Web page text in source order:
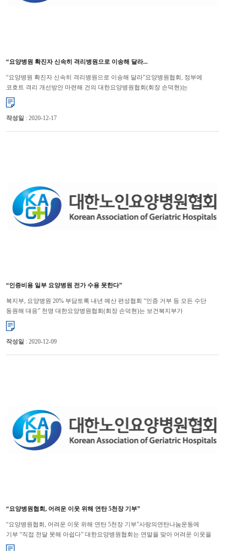
“요양병원 확진자 신속히 격리병원으로 이송해 달라...
“요양병원 확진자 신속히 격리병원으로 이송해 달라”요양병원협회, 정부에
코호트 격리 개선방안 마련해 건의 대한요양병원협회(회장 손덕현)는
코로나19 확진자가 발생한 요양병원에 대해 코호트(동일집단) ...
작성일 : 2020-12-17
“인증비용 일부 요양병원 전가 수용 못한다”
복지부, 요양병원 20% 부담토록 내년 예산 편성협회 “인증 거부 등 모든 수단
동원해 대응” 천명 대한요양병원협회(회장 손덕현)는 보건복지부가
급성기병원과 달리 요양병원은 의무로 인증을 받도록 하...
작성일 : 2020-12-09
“요양병원협회, 어려운 이웃 위해 연탄 5천장 기부”
“요양병원협회, 어려운 이웃 위해 연탄 5천장 기부”사랑의연탄나눔운동에
기부 “직접 전달 못해 아쉽다” 대한요양병원협회는 연말을 맞아 어려운 이웃을
돕기 위해 연탄 5천장을 기부했다. 대한요양...